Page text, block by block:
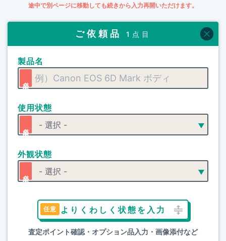
途中で別ページに移動しても続きから入力再開いただけます。
ご依頼品 1点目
製品名
使用状態
外観状態
よりくわしく状態を入力
査定ポイント確認・オプション品入力・画像添付など